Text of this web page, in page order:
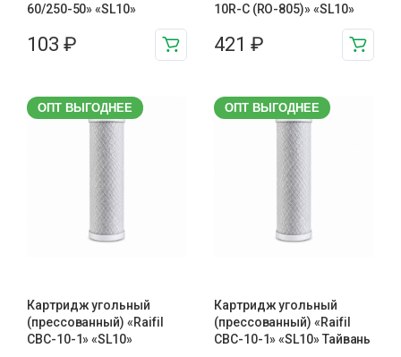
60/250-50» «SL10»
103 ₽
10R-C (RO-805)» «SL10»
421 ₽
ОПТ ВЫГОДНЕЕ
Картридж угольный
(прессованный) «Raifil
CBC-10-1» «SL10»
ОПТ ВЫГОДНЕЕ
Картридж угольный
(прессованный) «Raifil
CBC-10-1» «SL10» Тайвань